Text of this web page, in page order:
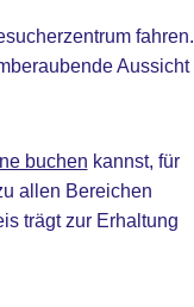
fahren.
Aussicht
buchen kannst, für
allen Bereichen
trägt zur Erhaltung